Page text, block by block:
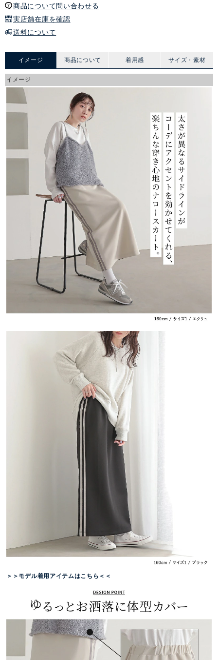
商品について問い合わせる
実店舗在庫を確認
送料について
イメージ 商品について 着用感 サイズ・素材
イメージ
＞＞モデル着用アイテムはこちら＜＜